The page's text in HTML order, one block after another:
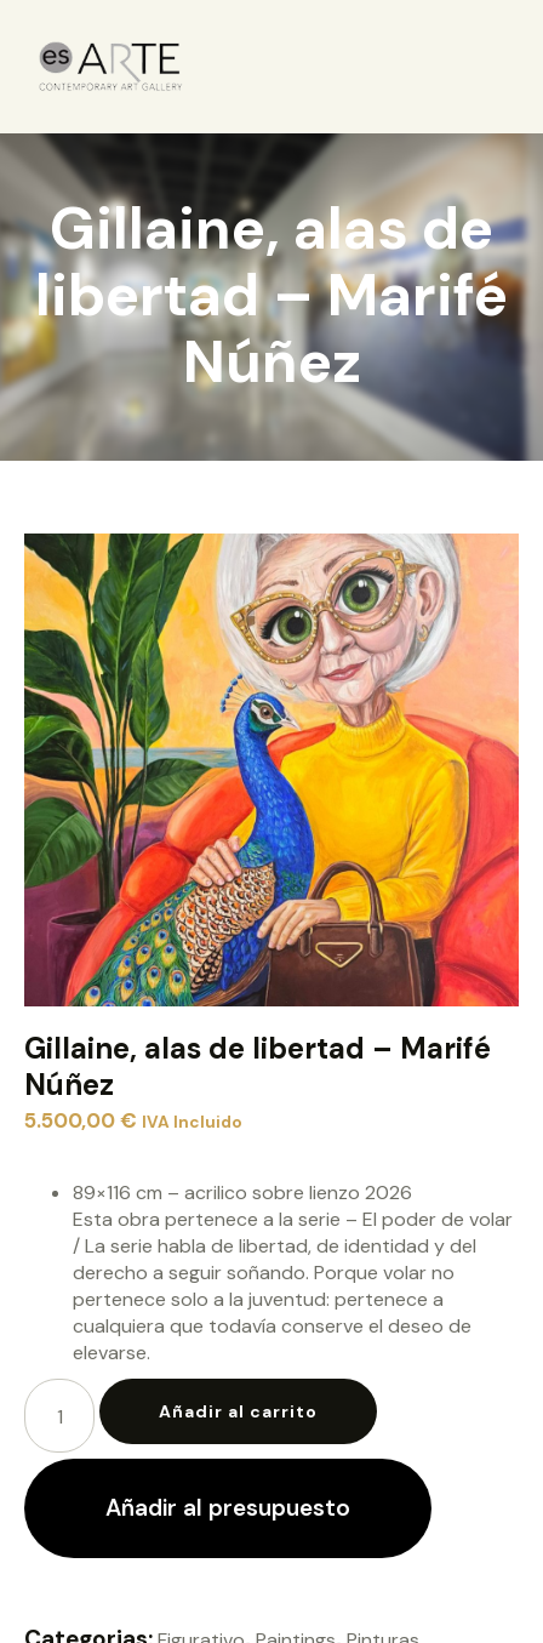
Gillaine, alas de
libertad – Marifé
Núñez
Gillaine, alas de libertad – Marifé
Núñez
5.500,00€ IVA Incluido
89×116 cm – acrilico sobre lienzo 2026
Esta obra pertenece a la serie – El poder de volar
/ La serie habla de libertad, de identidad y del
derecho a seguir soñando. Porque volar no
pertenece solo a la juventud: pertenece a
cualquiera que todavía conserve el deseo de
elevarse.
Añadir al carrito
Añadir al presupuesto